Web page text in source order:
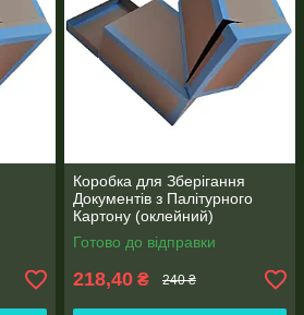
Коробка для Зберігання
Документів з Палітурного
Картону (оклейний)
390х270х180 мм
Готово до відправки
218,40 ₴ 240 ₴